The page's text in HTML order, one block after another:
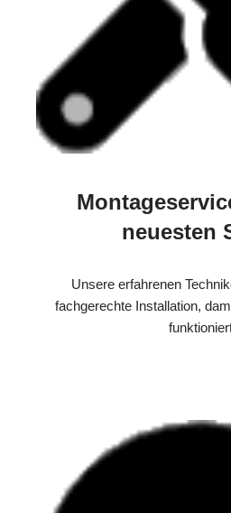
neuesten
Unsere erfahrenen
fachgerechte Installation,